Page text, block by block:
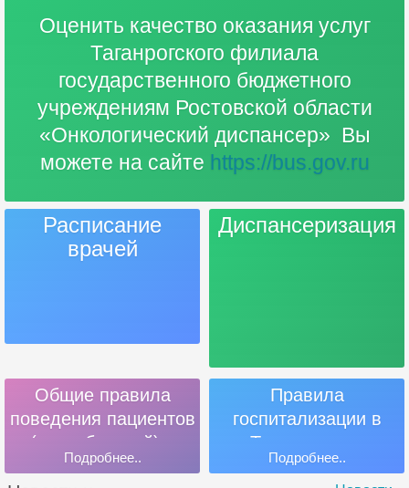
Оценить качество оказания услуг
Таганрогского филиала
государственного бюджетного
учреждениям Ростовской области
«Онкологический диспансер» Вы
можете на сайте https://bus.gov.ru
Расписание
врачей
Диспансеризация
Общие правила
поведения пациентов
(потребителей) и
посетителей
Подробнее..
Правила
госпитализации в
Таганрогском
филиале ГБУ РО
Подробнее..